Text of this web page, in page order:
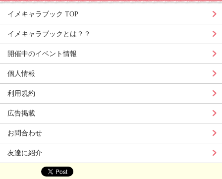
イメキャラブック TOP
イメキャラブックとは？？
開催中のイベント情報
個人情報
利用規約
広告掲載
お問合わせ
友達に紹介